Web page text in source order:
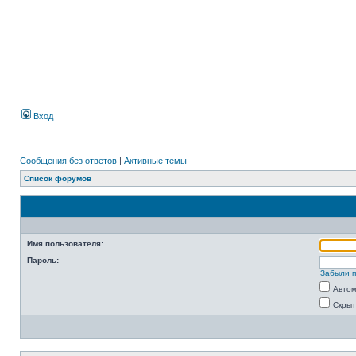
Вход
Сообщения без ответов | Активные темы
Список форумов
Имя пользователя:
Пароль:
Забыли